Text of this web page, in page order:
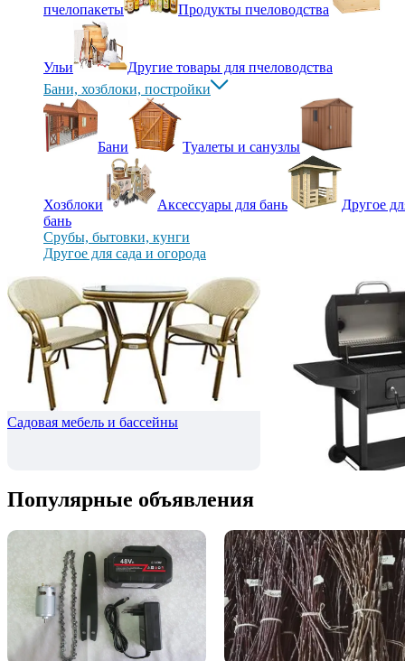
пчелопакеты Продукты пчеловодства
Ульи
Другие товары для пчеловодства
Бани, хозблоки, постройки
Бани Туалеты и санузлы
Хозблоки Аксессуары для бань
Другое
бань
Срубы, бытовки, кунги
Другое для сада и огорода
Садовая мебель и бассейны
Популярные объявления